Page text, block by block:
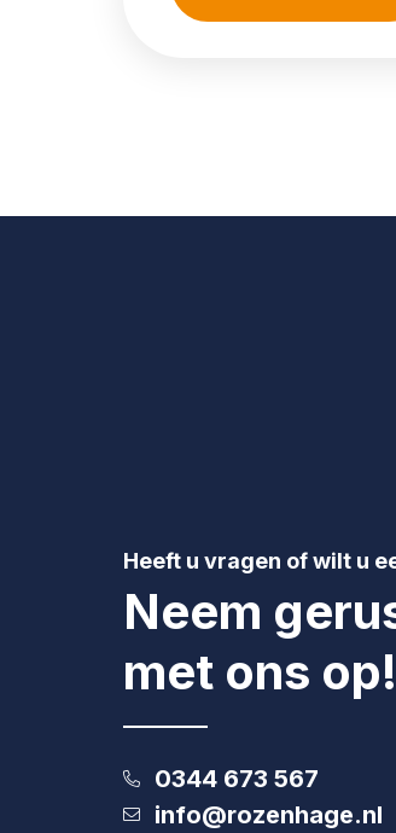
Heeft u vragen of wilt u
Neem
met ons op!
0344 673 567
info@rozenhage.nl